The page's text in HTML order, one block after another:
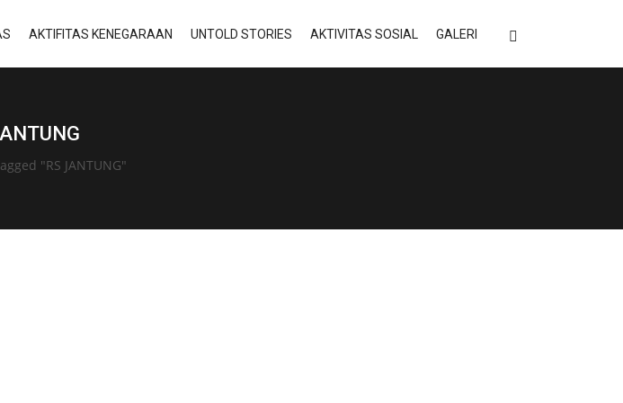
AKTIFITAS KENEGARAAN UNTOLD STORIES AKTIVITAS SOSIAL GALERI
"RS JANTUNG"